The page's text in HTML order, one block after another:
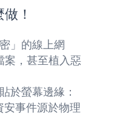
！
」的線上網
案，甚至植入惡
於螢幕邊緣：
安事件源於物理